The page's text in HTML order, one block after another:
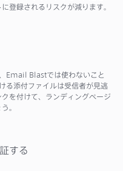
登録されるリスクが減ります。
Email Blastでは使わないこと
る添付ファイルは受信者が見逃
を付けて、ランディングページ
。
する